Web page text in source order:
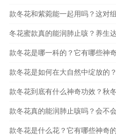
款冬花和紫菀能一起用吗？这对
冬花蜜款真的能润肺止咳？养生
款冬花是哪一科的？它有哪些神
款冬花是如何在大自然中绽放的
款冬花到底有什么神奇功效？秋
款冬花真的能润肺止咳吗？会不
款冬花是什么花？它有哪些神奇